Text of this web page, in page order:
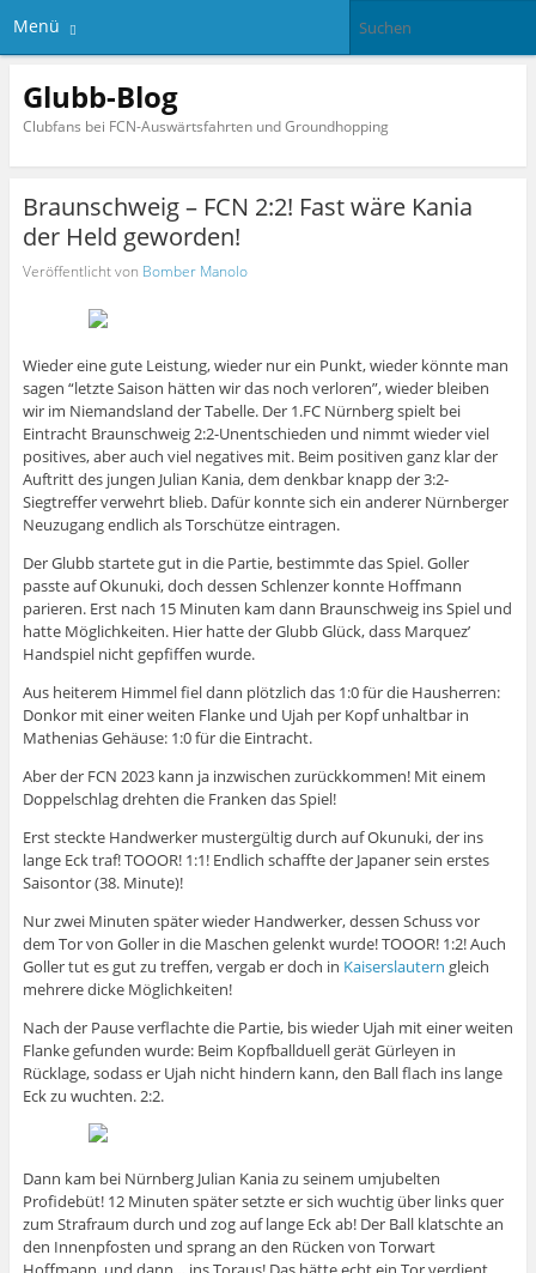
Menü
Glubb-Blog
Clubfans bei FCN-Auswärtsfahrten und Groundhopping
Braunschweig – FCN 2:2! Fast wäre Kania
der Held geworden!
Veröffentlicht von Bomber Manolo
Wieder eine gute Leistung, wieder nur ein Punkt, wieder könnte man
sagen “letzte Saison hätten wir das noch verloren”, wieder bleiben
wir im Niemandsland der Tabelle. Der 1.FC Nürnberg spielt bei
Eintracht Braunschweig 2:2-Unentschieden und nimmt wieder viel
positives, aber auch viel negatives mit. Beim positiven ganz klar der
Auftritt des jungen Julian Kania, dem denkbar knapp der 3:2-
Siegtreffer verwehrt blieb. Dafür konnte sich ein anderer Nürnberger
Neuzugang endlich als Torschütze eintragen.
Der Glubb startete gut in die Partie, bestimmte das Spiel. Goller
passte auf Okunuki, doch dessen Schlenzer konnte Hoffmann
parieren. Erst nach 15 Minuten kam dann Braunschweig ins Spiel und
hatte Möglichkeiten. Hier hatte der Glubb Glück, dass Marquez’
Handspiel nicht gepfiffen wurde.
Aus heiterem Himmel fiel dann plötzlich das 1:0 für die Hausherren:
Donkor mit einer weiten Flanke und Ujah per Kopf unhaltbar in
Mathenias Gehäuse: 1:0 für die Eintracht.
Aber der FCN 2023 kann ja inzwischen zurückkommen! Mit einem
Doppelschlag drehten die Franken das Spiel!
Erst steckte Handwerker mustergültig durch auf Okunuki, der ins
lange Eck traf! TOOOR! 1:1! Endlich schaffte der Japaner sein erstes
Saisontor (38. Minute)!
Nur zwei Minuten später wieder Handwerker, dessen Schuss vor
dem Tor von Goller in die Maschen gelenkt wurde! TOOOR! 1:2! Auch
Goller tut es gut zu treffen, vergab er doch in Kaiserslautern gleich
mehrere dicke Möglichkeiten!
Nach der Pause verflachte die Partie, bis wieder Ujah mit einer weiten
Flanke gefunden wurde: Beim Kopfballduell gerät Gürleyen in
Rücklage, sodass er Ujah nicht hindern kann, den Ball flach ins lange
Eck zu wuchten. 2:2.
Dann kam bei Nürnberg Julian Kania zu seinem umjubelten
Profidebüt! 12 Minuten später setzte er sich wuchtig über links quer
zum Strafraum durch und zog auf lange Eck ab! Der Ball klatschte an
den Innenpfosten und sprang an den Rücken von Torwart